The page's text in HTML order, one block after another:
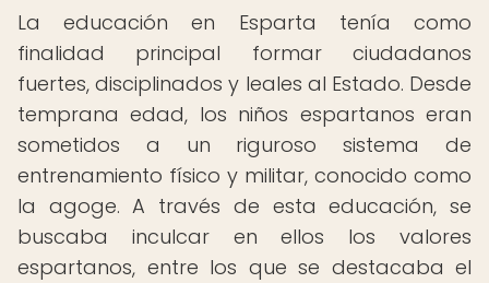
La educación en Esparta tenía como
finalidad principal formar ciudadanos
fuertes, disciplinados y leales al Estado. Desde
temprana edad, los niños espartanos eran
sometidos a un riguroso sistema de
entrenamiento físico y militar, conocido como
la agoge. A través de esta educación, se
buscaba inculcar en ellos los valores
espartanos, entre los que se destacaba el